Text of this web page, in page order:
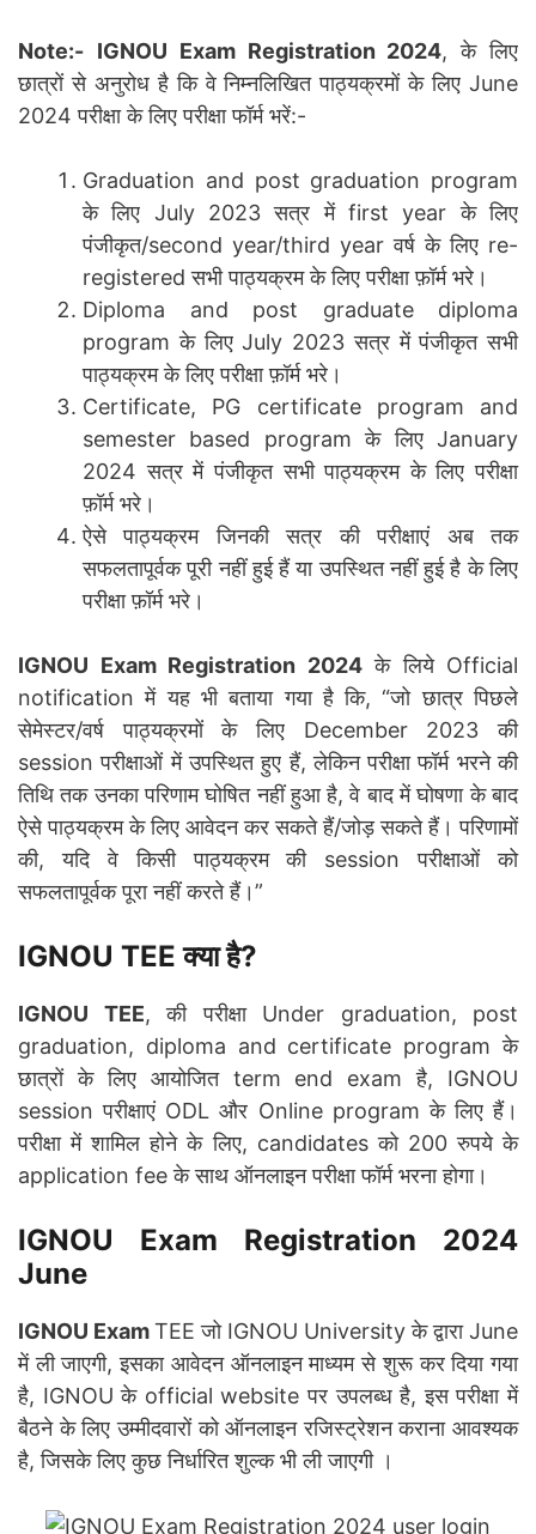
Note:- IGNOU Exam Registration 2024, के लिए
छात्रों से अनुरोध है कि वे निम्नलिखित पाठ्यक्रमों के लिए June
2024 परीक्षा के लिए परीक्षा फॉर्म भरें:-
Graduation and post graduation program
के लिए July 2023 सत्र में first year के लिए
पंजीकृत/second year/third year वर्ष के लिए re-
registered सभी पाठ्यक्रम के लिए परीक्षा फ़ॉर्म भरे।
Diploma and post graduate diploma
program के लिए July 2023 सत्र में पंजीकृत सभी
पाठ्यक्रम के लिए परीक्षा फ़ॉर्म भरे।
Certificate, PG certificate program and
semester based program के लिए January
2024 सत्र में पंजीकृत सभी पाठ्यक्रम के लिए परीक्षा
फ़ॉर्म भरे।
ऐसे पाठ्यक्रम जिनकी सत्र की परीक्षाएं अब तक
सफलतापूर्वक पूरी नहीं हुई हैं या उपस्थित नहीं हुई है के लिए
परीक्षा फ़ॉर्म भरे।
IGNOU Exam Registration 2024के लिये Official
notification में यह भी बताया गया है कि, “जो छात्र पिछले
सेमेस्टर/वर्ष पाठ्यक्रमों के लिए December 2023 की
session परीक्षाओं में उपस्थित हुए हैं, लेकिन परीक्षा फॉर्म भरने की
तिथि तक उनका परिणाम घोषित नहीं हुआ है, वे बाद में घोषणा के बाद
ऐसे पाठ्यक्रम के लिए आवेदन कर सकते हैं/जोड़ सकते हैं। परिणामों
की, यदि वे किसी पाठ्यक्रम की session परीक्षाओं को
सफलतापूर्वक पूरा नहीं करते हैं।”
IGNOU TEE क्या है?
IGNOU TEE, की परीक्षा Under graduation, post
graduation, diploma and certificate program के
छात्रों के लिए आयोजित term end exam है, IGNOU
session परीक्षाएं ODL और Online program के लिए हैं।
परीक्षा में शामिल होने के लिए, candidates को 200 रुपये के
application fee के साथ ऑनलाइन परीक्षा फॉर्म भरना होगा।
IGNOU Exam Registration 2024
June
IGNOU ExamTEE जो IGNOU University के द्वारा June
में ली जाएगी, इसका आवेदन ऑनलाइन माध्यम से शुरू कर दिया गया
है, IGNOU के official website पर उपलब्ध है, इस परीक्षा में
बैठने के लिए उम्मीदवारों को ऑनलाइन रजिस्ट्रेशन कराना आवश्यक
है, जिसके लिए कुछ निर्धारित शुल्क भी ली जाएगी ।